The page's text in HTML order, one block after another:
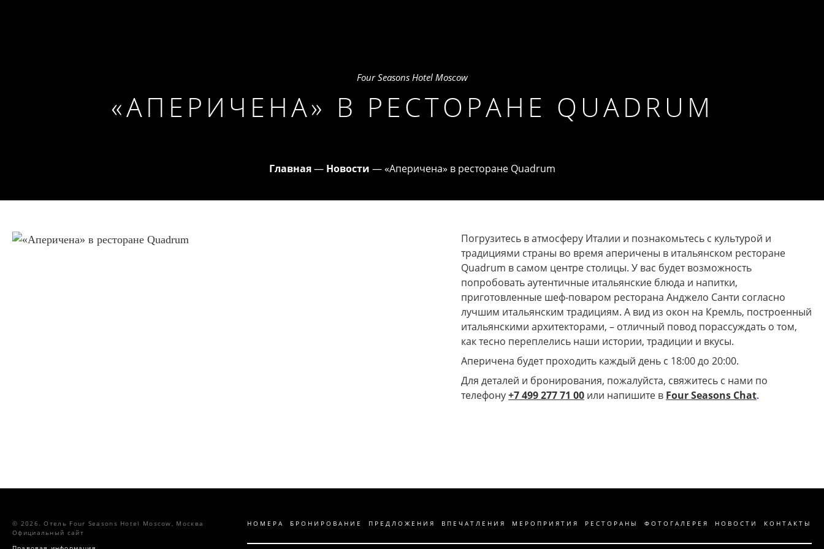
Four Seasons Hotel Moscow
«АПЕРИЧЕНА» В РЕСТОРАНЕ QUADRUM
Главная — Новости — «Аперичена» в ресторане Quadrum
Погрузитесь в атмосферу Италии и познакомьтесь с культурой и
традициями страны во время аперичены в итальянском ресторане
Quadrum в самом центре столицы. У вас будет возможность
попробовать аутентичные итальянские блюда и напитки,
приготовленные шеф-поваром ресторана Анджело Санти согласно
лучшим итальянским традициям. А вид из окон на Кремль, построенный
итальянскими архитекторами, – отличный повод порассуждать о том,
как тесно переплелись наши истории, традиции и вкусы.
Аперичена будет проходить каждый день с 18:00 до 20:00.
Для деталей и бронирования, пожалуйста, свяжитесь с нами по
телефону+7 499 277 71 00 или напишите в Four Seasons Chat.
© 2026.Отель Four Seasons Hotel Moscow, Москва
Официальный сайт
НОМЕРА БРОНИРОВАНИЕ ПРЕДЛОЖЕНИЯ ВПЕЧАТЛЕНИЯ МЕРОПРИЯТИЯ РЕСТОРАНЫ ФОТОГАЛЕРЕЯ НОВОСТИ КОНТАКТЫ